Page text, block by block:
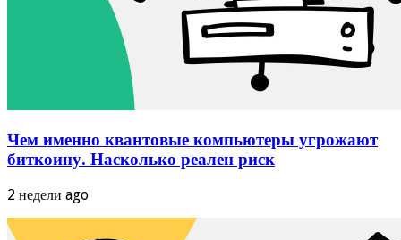
Чем именно квантовые компьютеры угрожают
биткоину. Насколько реален риск
2 недели ago